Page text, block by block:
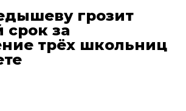
грозит
срок за
трёх школьниц